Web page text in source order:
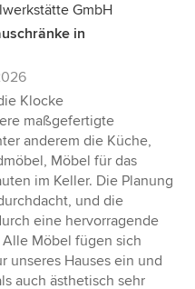
GmbH
in
Klocke
maßgefertigte
anderem die Küche,
Möbel für das
im Keller. Die Planung
und die
eine hervorragende
Möbel fügen sich
unseres Hauses ein und
auch ästhetisch sehr